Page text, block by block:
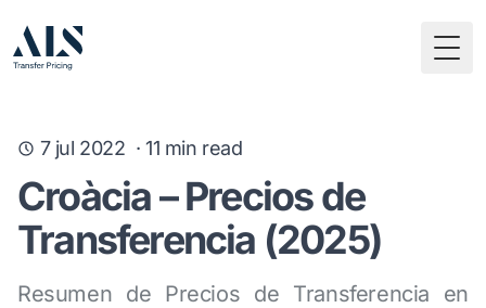
7 jul 2022 ·11 min read
Croàcia – Precios de
Transferencia (2025)
Resumen de Precios de Transferencia en